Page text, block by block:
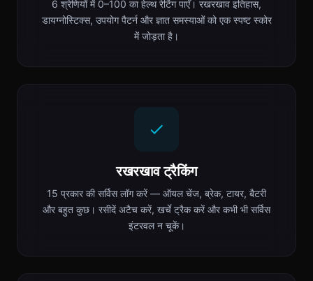
6 श्रेणियों में 0–100 का हेल्थ रेटिंग पाएँ। रखरखाव इतिहास,
डायग्नोस्टिक्स, उपयोग पैटर्न और ज्ञात समस्याओं को एक स्पष्ट स्कोर
में जोड़ता है।
रखरखाव ट्रैकिंग
15 प्रकार की सर्विस लॉग करें — ऑयल चेंज, ब्रेक, टायर, बैटरी
और बहुत कुछ। रसीदें अटैच करें, खर्चे ट्रैक करें और कभी भी सर्विस
इंटरवल न चूकें।